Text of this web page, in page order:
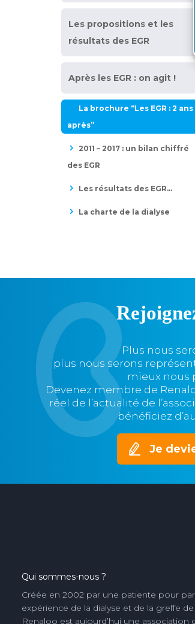
Les propositions et les
résultats des EGR
Après les EGR : on agit !
La brochure “Les EGR : 2 ans
après”
2011 – 2017 : un bilan chiffré
des EGR
Les résultats des EGR…
La charte de la dialyse
Plus nous
plus nous serons
mieux nous
Devenez membre de
réel de l’actualité de
bénéficiez
Je
Qui sommes-nous ?
Créée en 2002 par une patiente pour
expérience de la dialyse et de la greffe de
Renaloo est aujourd’hui une association